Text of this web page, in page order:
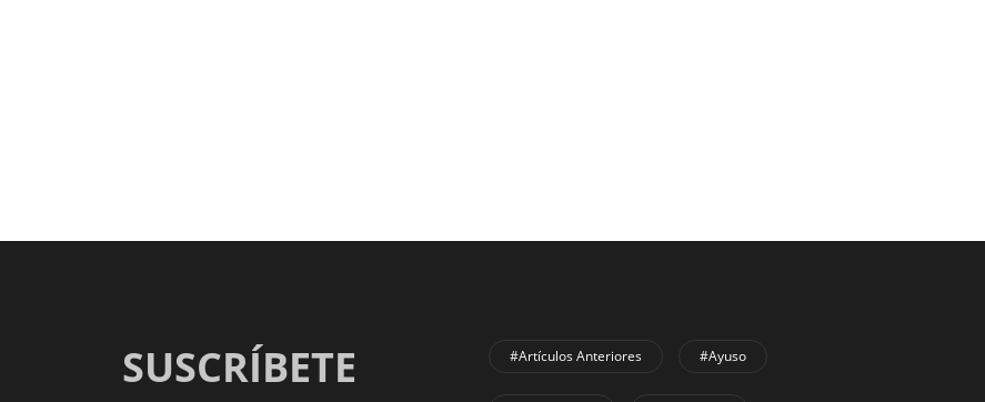
SUSCRÍBETE #Artículos Anteriores #Ayuso